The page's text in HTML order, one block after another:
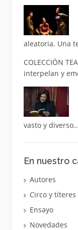
aleatoria. Una
COLECCIÓN
interpelan y
vasto y diverso…
En nuestro
Autores
Circo y títeres
Ensayo
Novedades